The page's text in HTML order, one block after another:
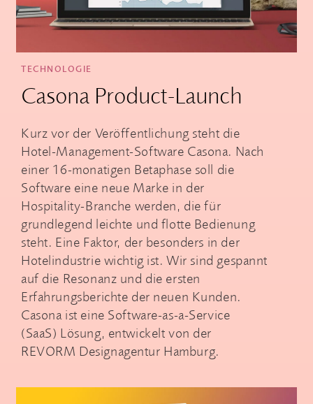
TECHNOLOGIE
Casona Product-Launch
Kurz vor der Veröffentlichung steht die
Hotel-Management-Software Casona. Nach
einer 16-monatigen Betaphase soll die
Software eine neue Marke in der
Hospitality-Branche werden, die für
grundlegend leichte und flotte Bedienung
steht. Eine Faktor, der besonders in der
Hotelindustrie wichtig ist. Wir sind gespannt
auf die Resonanz und die ersten
Erfahrungsberichte der neuen Kunden.
Casona ist eine Software-as-a-Service
(SaaS) Lösung, entwickelt von der
REVORM Designagentur Hamburg.